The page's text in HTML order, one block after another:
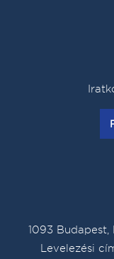
1093 Budapest,
Levelezési